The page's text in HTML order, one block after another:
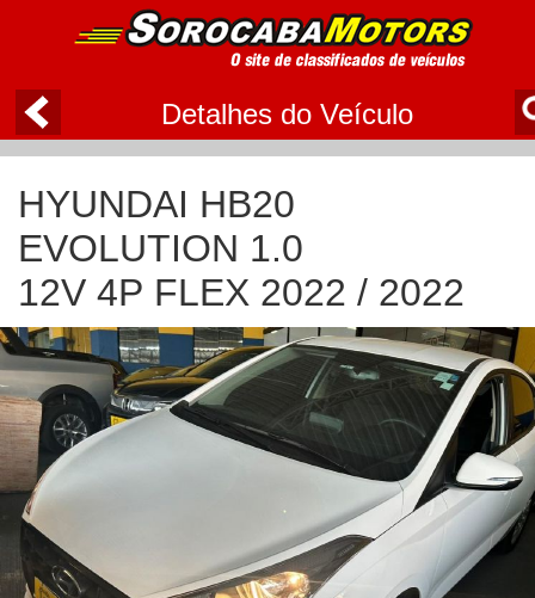
Detalhes do Veículo
HYUNDAI HB20
EVOLUTION 1.0
12V 4P FLEX 2022 / 2022